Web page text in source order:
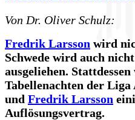
Von Dr. Oliver Schulz:
Fredrik Larsson wird
Schwede wird auch
ausgeliehen.
Tabellenachten der
und Fredrik Larsson
Auflösungsvertrag.